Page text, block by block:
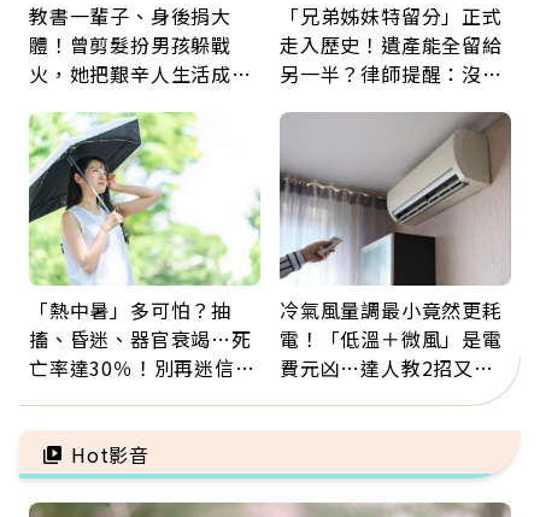
教書一輩子、身後捐大
體！曾剪髮扮男孩躲戰
火，她把艱辛人生活成風
福
「兄弟姊妹特留分」正式
走入歷史！遺產能全留給
另一半？律師提醒：沒做
「熱中暑」多可怕？抽
搐、昏迷、器官衰竭…死
亡率達30％！別再迷信
5招才能真救命
冷氣風量調最小竟然更耗
電！「低溫＋微風」是電
費元凶…達人教2招又涼
Hot影音